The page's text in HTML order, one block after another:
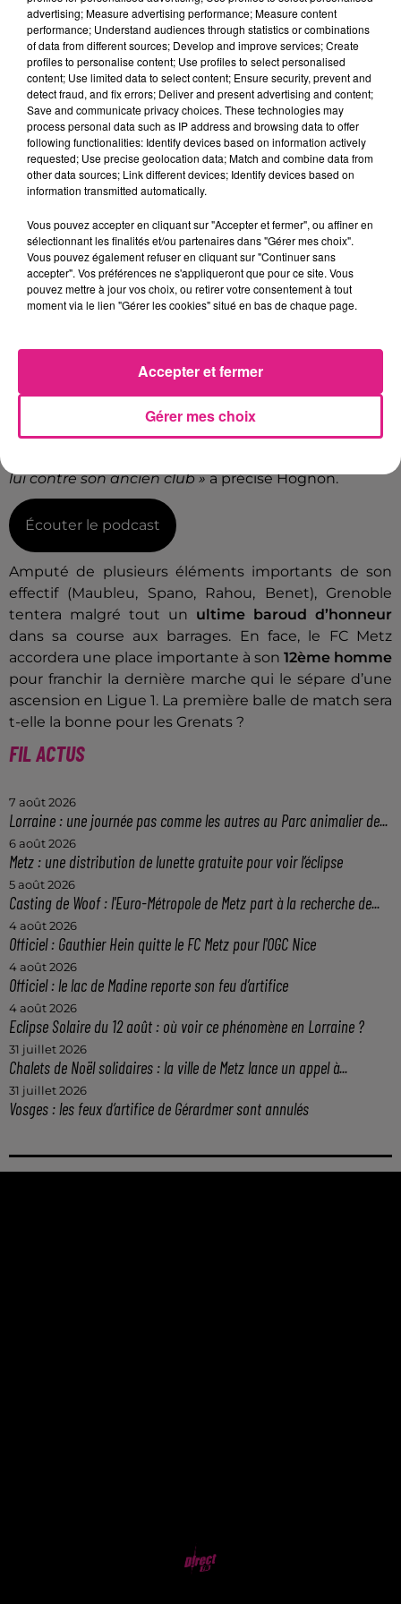
relâchement ou un adversaire motivé pour nous
faire tomber ».
« GRENOBLE MÉRITE SA PLACE »
L’adversaire du soir, justement, n’a plus grand chose à
espérer de cette fin de saison.10ème avant cette
nouvelle journée de championnat, le promu
grenoblois accuse9 points de retard sur la zone des
barrages de promotion.Un gouffre à 5 journées de la
fin. Mais malgré ce déficit important, Vincent
Hognon refuse de croire à un match sans enjeu pour
le GF38.« C’est une équipe qui va jouer crânement
sa chance. Elle mérite sa place. Ils n’ont pas fait
cette saison par hasard. Ils ont des joueurs très
élargie ». Soir de retrouvailles également pour
Philippe Hinschberger, le coach isérois, qui foulera ce
mardi son jardin de Saint-Symphorien, où il a
récemment connu une montée et un maintien en
Ligue 1.« Il sera motivé aussi. Tous les entraîneurs
lui contre son ancien club »a précisé Hognon.
Écouter le podcast
Amputé de plusieurs éléments importants de son
effectif (Maubleu, Spano, Rahou, Benet), Grenoble
tentera malgré tout un ultime baroud d’honneur
dans sa course aux barrages. En face, le FC Metz
accordera une place importante à son 12ème homme
pour franchir la dernière marche qui le sépare d’une
ascension en Ligue 1. La première balle de match sera
t-elle la bonne pour les Grenats ?
FIL ACTUS
7 août 2026
Lorraine : une journée pas comme les autres au Parc animalier de...
6 août 2026
Metz : une distribution de lunette gratuite pour voir l’éclipse
5 août 2026
Casting de Woof : l'Euro-Métropole de Metz part à la recherche de...
4 août 2026
Officiel : Gauthier Hein quitte le FC Metz pour l'OGC Nice
4 août 2026
Officiel : le lac de Madine reporte son feu d’artifice
4 août 2026
Eclipse Solaire du 12 août : où voir ce phénomène en Lorraine ?
31 juillet 2026
Chalets de Noël solidaires : la ville de Metz lance un appel à...
31 juillet 2026
Vosges : les feux d’artifice de Gérardmer sont annulés
advertising; Measure advertising performance; Measure content
performance; Understand audiences through statistics or combinations
of data from different sources; Develop and improve services; Create
profiles to personalise content; Use profiles to select personalised
content; Use limited data to select content; Ensure security, prevent and
detect fraud, and fix errors; Deliver and present advertising and content;
Save and communicate privacy choices. These technologies may
process personal data such as IP address and browsing data to offer
following functionalities: Identify devices based on information actively
requested; Use precise geolocation data; Match and combine data from
other data sources; Link different devices; Identify devices based on
information transmitted automatically.
Vous pouvez accepter en cliquant sur "Accepter et fermer", ou affiner en
sélectionnant les finalités et/ou partenaires dans "Gérer mes choix".
Vous pouvez également refuser en cliquant sur "Continuer sans
accepter". Vos préférences ne s'appliqueront que pour ce site. Vous
pouvez mettre à jour vos choix, ou retirer votre consentement à tout
moment via le lien "Gérer les cookies" situé en bas de chaque page.
Gérer mes choix
Accepter et fermer